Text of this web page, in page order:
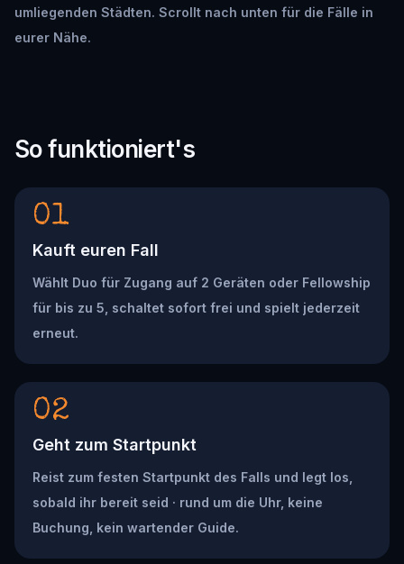
umliegenden Städten. Scrollt nach unten für die Fälle in
eurer Nähe.
So funktioniert's
01
Kauft euren Fall
Wählt Duo für Zugang auf 2 Geräten oder Fellowship
für bis zu 5, schaltet sofort frei und spielt jederzeit
erneut.
02
Geht zum Startpunkt
Reist zum festen Startpunkt des Falls und legt los,
sobald ihr bereit seid · rund um die Uhr, keine
Buchung, kein wartender Guide.